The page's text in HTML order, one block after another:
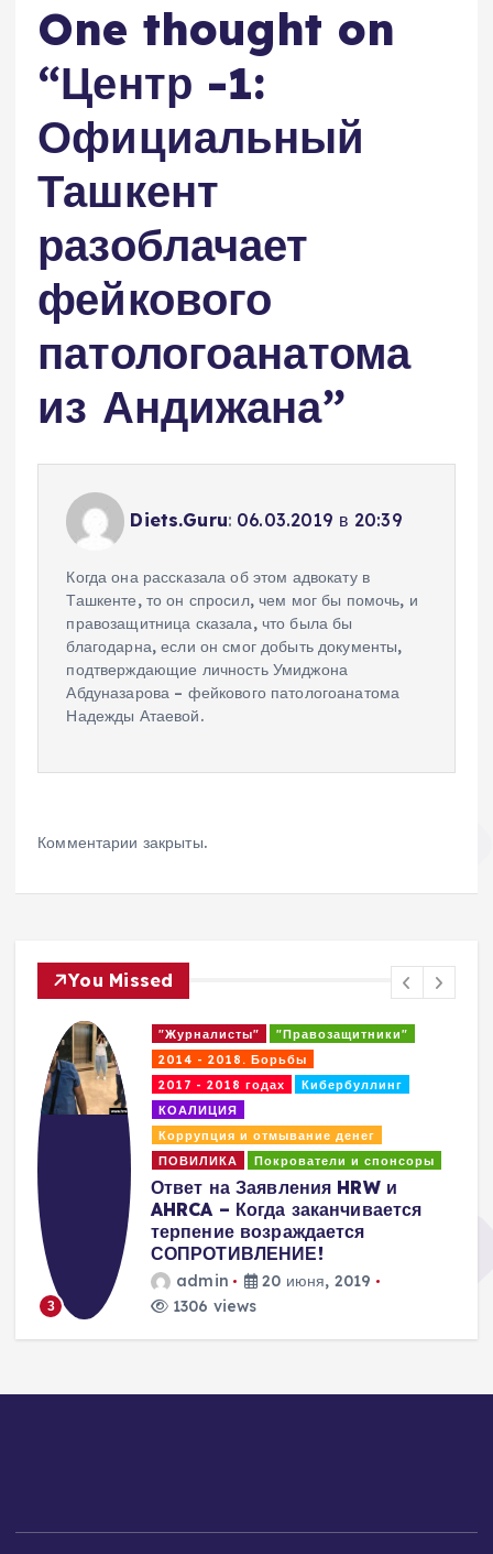
One thought on
“Центр -1:
Официальный
Ташкент
разоблачает
фейкового
патологоанатома
из Андижана”
Diets.Guru: 06.03.2019 в 20:39
Когда она рассказала об этом адвокату в
Ташкенте, то он спросил, чем мог бы помочь, и
правозащитница сказала, что была бы
благодарна, если он смог добыть документы,
подтверждающие личность Умиджона
Абдуназарова – фейкового патологоанатома
Надежды Атаевой.
Комментарии закрыты.
You Missed
3
"Журналисты"
"Правозащитники"
2014 - 2018. Борьбы
2017 - 2018 годах
Кибербуллинг
КОАЛИЦИЯ
Коррупция и отмывание денег
ПОВИЛИКА
Покрователи и спонсоры
Ответ на Заявления HRW и
AHRCA – Когда заканчивается
терпение возраждается
СОПРОТИВЛЕНИЕ!
admin
20 июня, 2019
1306 views